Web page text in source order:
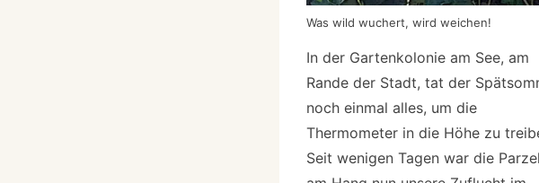
Was wild wuchert, wird weichen!
In der Gartenkolonie am See, am
Rande der Stadt, tat der
noch einmal alles, um die
Thermometer in die Höhe zu
Seit wenigen Tagen war die